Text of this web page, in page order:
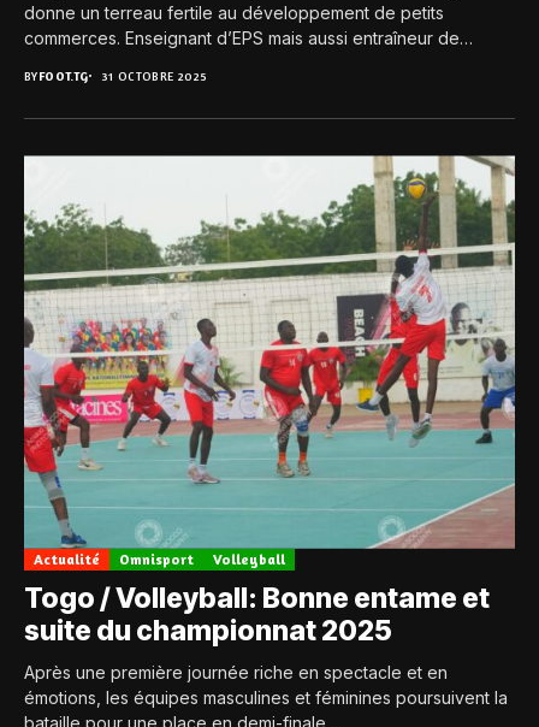
donne un terreau fertile au développement de petits
commerces. Enseignant d’EPS mais aussi entraîneur de
BYFOOT.TG 31 OCTOBRE 2025
Actualité Omnisport Volleyball
Togo / Volleyball: Bonne entame et
suite du championnat 2025
Après une première journée riche en spectacle et en
émotions, les équipes masculines et féminines poursuivent la
bataille pour une place en demi-finale,...